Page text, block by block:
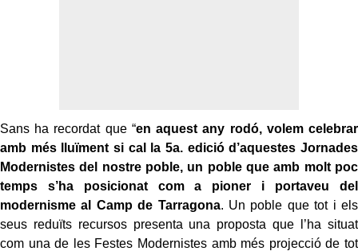
Sans ha recordat que “en aquest any rodó, volem celebrar
amb més lluïment si cal la 5a. edició d’aquestes Jornades
Modernistes del nostre poble, un poble que amb molt poc
temps s’ha posicionat com a pioner i portaveu del
modernisme al Camp de Tarragona. Un poble que tot i els
seus reduïts recursos presenta una proposta que l’ha situat
com una de les Festes Modernistes amb més projecció de tot